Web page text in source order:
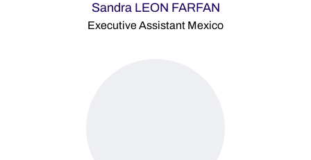
Sandra LEON FARFAN
Executive Assistant Mexico